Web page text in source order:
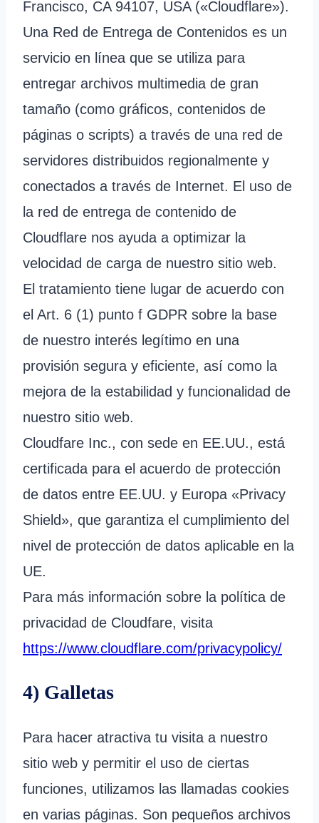
Francisco, CA 94107, USA («Cloudflare»).
Una Red de Entrega de Contenidos es un
servicio en línea que se utiliza para
entregar archivos multimedia de gran
tamaño (como gráficos, contenidos de
páginas o scripts) a través de una red de
servidores distribuidos regionalmente y
conectados a través de Internet. El uso de
la red de entrega de contenido de
Cloudflare nos ayuda a optimizar la
velocidad de carga de nuestro sitio web.
El tratamiento tiene lugar de acuerdo con
el Art. 6 (1) punto f GDPR sobre la base
de nuestro interés legítimo en una
provisión segura y eficiente, así como la
mejora de la estabilidad y funcionalidad de
nuestro sitio web.
Cloudfare Inc., con sede en EE.UU., está
certificada para el acuerdo de protección
de datos entre EE.UU. y Europa «Privacy
Shield», que garantiza el cumplimiento del
nivel de protección de datos aplicable en la
UE.
Para más información sobre la política de
privacidad de Cloudfare, visita
https://www.cloudflare.com/privacypolicy/
4) Galletas
Para hacer atractiva tu visita a nuestro
sitio web y permitir el uso de ciertas
funciones, utilizamos las llamadas cookies
en varias páginas. Son pequeños archivos